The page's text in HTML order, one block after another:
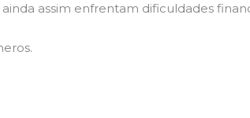
assim enfrentam dificuldades